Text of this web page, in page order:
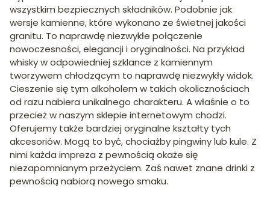
wszystkim bezpiecznych składników. Podobnie jak
wersje kamienne, które wykonano ze świetnej jakości
granitu. To naprawdę niezwykłe połączenie
nowoczesności, elegancji i oryginalności. Na przykład
whisky w odpowiedniej szklance z kamiennym
tworzywem chłodzącym to naprawdę niezwykły widok.
Cieszenie się tym alkoholem w takich okolicznościach
od razu nabiera unikalnego charakteru. A właśnie o to
przecież w naszym sklepie internetowym chodzi.
Oferujemy także bardziej oryginalne kształty tych
akcesoriów. Mogą to być, chociażby pingwiny lub kule. Z
nimi każda impreza z pewnością okaże się
niezapomnianym przeżyciem. Zaś nawet znane drinki z
pewnością nabiorą nowego smaku.